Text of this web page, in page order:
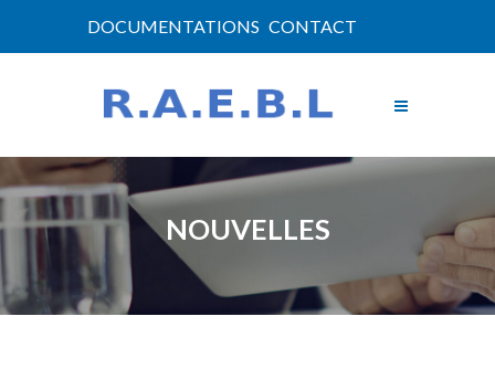
DOCUMENTATIONS CONTACT
NOUVELLES